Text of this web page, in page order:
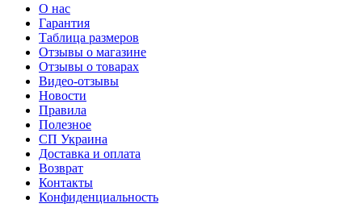
О нас
Гарантия
Таблица размеров
Отзывы о магазине
Отзывы о товарах
Видео-отзывы
Новости
Правила
Полезное
СП Украина
Доставка и оплата
Возврат
Контакты
Конфиденциальность